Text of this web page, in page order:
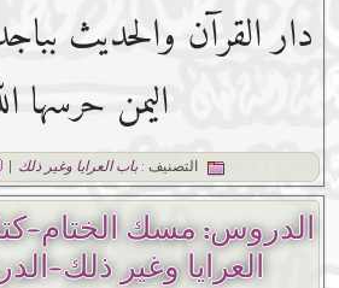
دار القرآن والحديث
اليمن حرسها
التصنيف :باب العرايا وغير ذلك |
الدروس: مسك الختام-
العرايا وغير ذلك-